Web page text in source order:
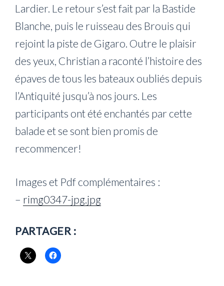
Lardier. Le retour s’est fait par la Bastide
Blanche, puis le ruisseau des Brouis qui
rejoint la piste de Gigaro. Outre le plaisir
des yeux, Christian a raconté l’histoire des
épaves de tous les bateaux oubliés depuis
l’Antiquité jusqu’à nos jours. Les
participants ont été enchantés par cette
balade et se sont bien promis de
recommencer!
Images et Pdf complémentaires :
– rimg0347-jpg.jpg
PARTAGER :